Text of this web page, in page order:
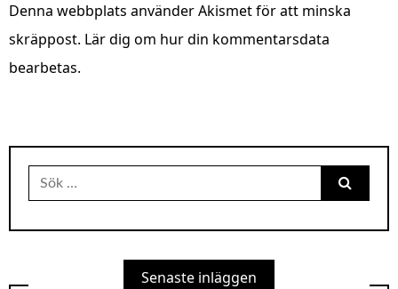
Denna webbplats använder Akismet för att minska
skräppost. Lär dig om hur din kommentarsdata
bearbetas.
Sök
efter:
Senaste inläggen